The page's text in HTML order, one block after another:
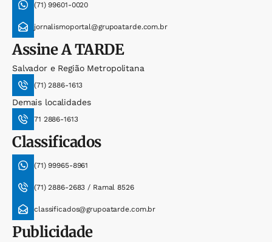
(71) 99601-0020
jornalismoportal@grupoatarde.com.br
AssineA TARDE
Salvador e Região Metropolitana
(71) 2886-1613
Demais localidades
71 2886-1613
Classificados
(71) 99965-8961
(71) 2886-2683 / Ramal 8526
classificados@grupoatarde.com.br
Publicidade